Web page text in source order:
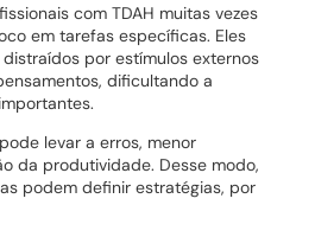
com TDAH muitas vezes
em tarefas específicas. Eles
por estímulos externos
dificultando a
levar a erros, menor
da produtividade. Desse modo,
podem definir estratégias, por